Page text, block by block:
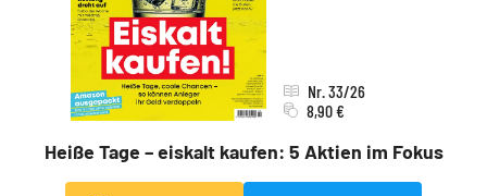
Heiße Tage – eiskalt kaufen: 5 Aktien im Fokus
Nr. 33/26
8,90 €